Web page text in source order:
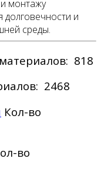
монтажу
долговечности и
среды.
818
2468
Кол-во
во